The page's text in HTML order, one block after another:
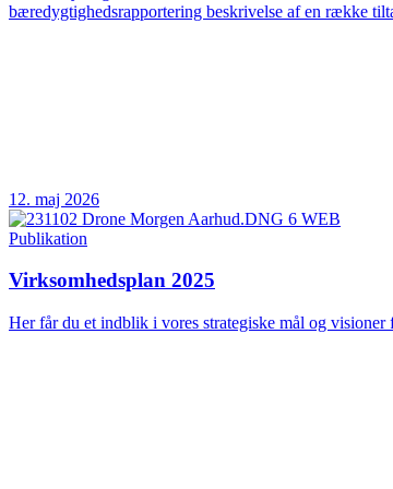
bæredygtighedsrapportering beskrivelse af en række
12. maj 2026
Publikation
Virksomhedsplan 2025
Her får du et indblik i vores strategiske mål og